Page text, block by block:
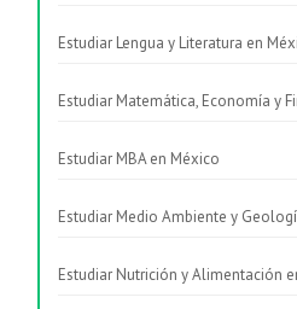
Estudiar Lengua y Literatura en
Estudiar Matemática, Economía y
Estudiar MBA en México
Estudiar Medio Ambiente y
Estudiar Nutrición y Alimentación